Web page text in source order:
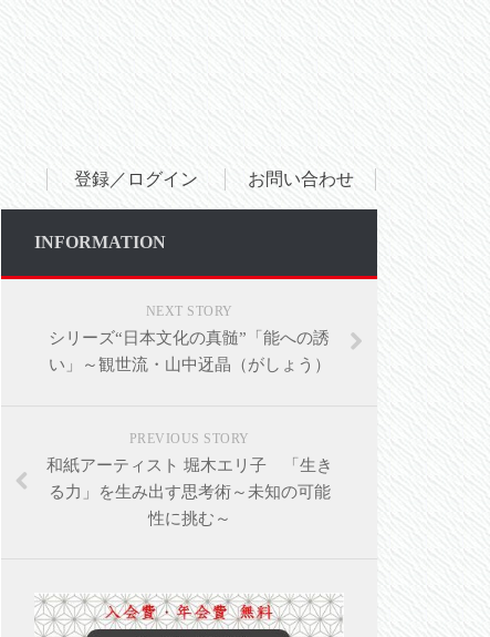
登録／ログイン お問い合わせ
INFORMATION
NEXT STORY
シリーズ“日本文化の真髄”「能への誘
い」～観世流・山中迓晶（がしょう）
PREVIOUS STORY
和紙アーティスト 堀木エリ子 「生き
る力」を生み出す思考術～未知の可能
性に挑む～